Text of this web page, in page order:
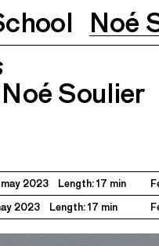
Noé
Soulier
2023 Length: 17 min
2023 Length: 17 min